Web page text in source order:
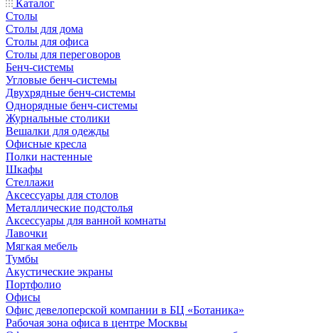
Каталог
Столы
Столы для дома
Столы для офиса
Столы для переговоров
Бенч-системы
Угловые бенч-системы
Двухрядные бенч-системы
Однорядные бенч-системы
Журнальные столики
Вешалки для одежды
Офисные кресла
Полки настенные
Шкафы
Стеллажи
Аксессуары для столов
Металлические подстолья
Аксессуары для ванной комнаты
Лавочки
Мягкая мебель
Тумбы
Акустические экраны
Портфолио
Офисы
Офис девелоперской компании в БЦ «Ботаника»
Рабочая зона офиса в центре Москвы